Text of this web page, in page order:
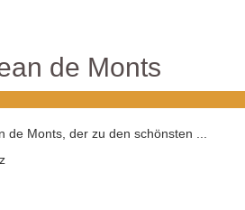
de Monts
de Monts, der zu den schönsten ...